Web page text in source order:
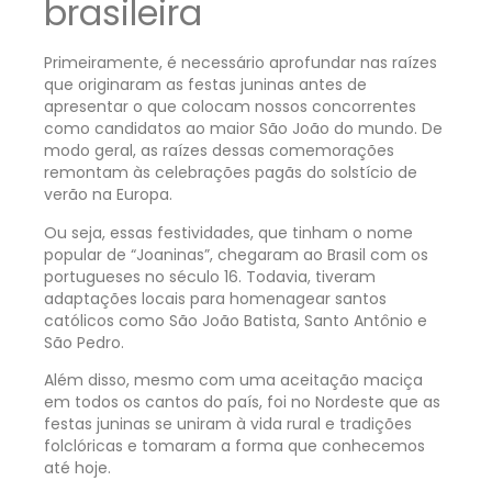
brasileira
Primeiramente, é necessário aprofundar nas raízes
que originaram as festas juninas antes de
apresentar o que colocam nossos concorrentes
como candidatos ao maior São João do mundo. De
modo geral, as raízes dessas comemorações
remontam às celebrações pagãs do solstício de
verão na Europa.
Ou seja, essas festividades, que tinham o nome
popular de “Joaninas”, chegaram ao Brasil com os
portugueses no século 16. Todavia, tiveram
adaptações locais para homenagear santos
católicos como São João Batista, Santo Antônio e
São Pedro.
Além disso, mesmo com uma aceitação maciça
em todos os cantos do país, foi no Nordeste que as
festas juninas se uniram à vida rural e tradições
folclóricas e tomaram a forma que conhecemos
até hoje.